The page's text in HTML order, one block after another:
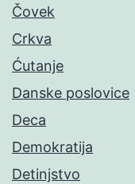
Čovek
Crkva
Ćutanje
Danske poslovice
Deca
Demokratija
Detinjstvo